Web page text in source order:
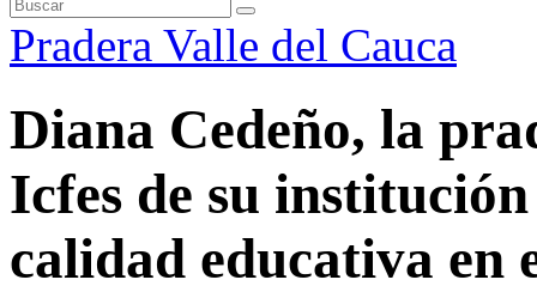
Pradera Valle del Cauca
Diana Cedeño, la
Icfes de su
calidad educativa en